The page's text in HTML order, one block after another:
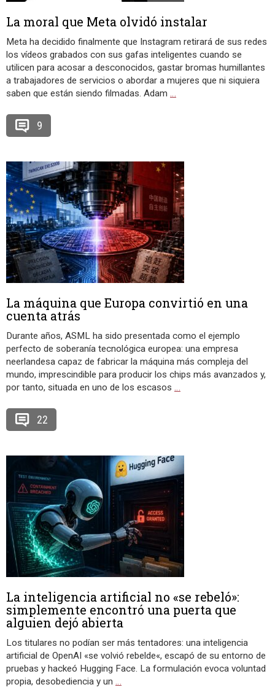
La moral que Meta olvidó instalar
Meta ha decidido finalmente que Instagram retirará de sus redes
los vídeos grabados con sus gafas inteligentes cuando se
utilicen para acosar a desconocidos, gastar bromas humillantes
a trabajadores de servicios o abordar a mujeres que ni siquiera
saben que están siendo filmadas. Adam …
9
La máquina que Europa convirtió en una
cuenta atrás
Durante años, ASML ha sido presentada como el ejemplo
perfecto de soberanía tecnológica europea: una empresa
neerlandesa capaz de fabricar la máquina más compleja del
mundo, imprescindible para producir los chips más avanzados y,
por tanto, situada en uno de los escasos …
22
La inteligencia artificial no «se rebeló»:
simplemente encontró una puerta que
alguien dejó abierta
Los titulares no podían ser más tentadores: una inteligencia
artificial de OpenAI «se volvió rebelde«, escapó de su entorno de
pruebas y hackeó Hugging Face. La formulación evoca voluntad
propia, desobediencia y un …